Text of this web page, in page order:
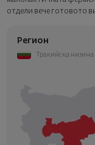
отдели вече готовото
Регион
Тракийска низина